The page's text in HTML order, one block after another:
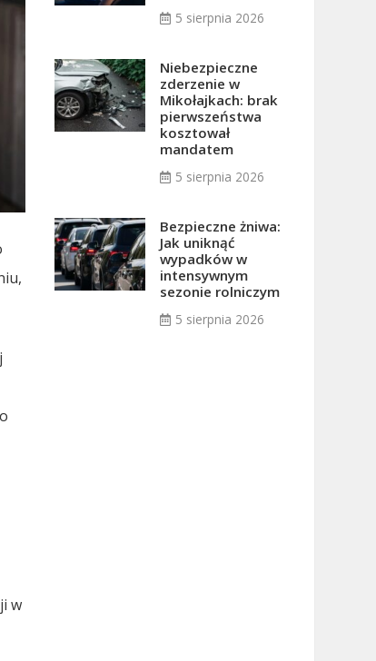
w
5 sierpnia 2026
Niebezpieczne
zderzenie w
Mikołajkach: brak
pierwszeństwa
kosztował
mandatem
5 sierpnia 2026
Bezpieczne żniwa:
Jak uniknąć
wypadków w
intensywnym
sezonie rolniczym
5 sierpnia 2026